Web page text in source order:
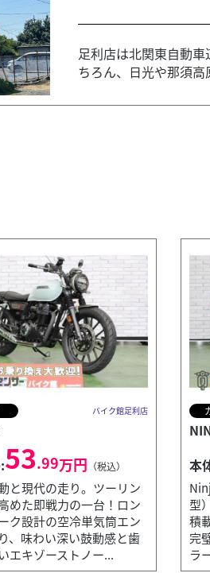
足利店は北関東自動
ちろん、日光や那須
バイク館足利店
53.99万円 （税込）
と現代の走り。ツーリン
めた即戦力の一台！ロン
ク設計の空冷単気筒エン
、味わい深い鼓動感と歯
エキゾーストノー...
本
型
積
完
ラ